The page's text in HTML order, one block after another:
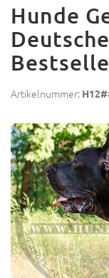
Hunde
Artikelnummer: